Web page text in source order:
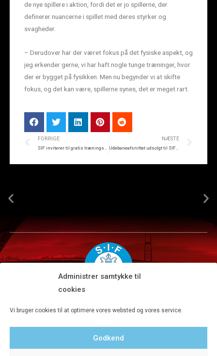
Administrer samtykke til
cookies
Vi bruger cookies til at optimere vores websted og vores service.
Godkend
de nye spillere i aktion, fordi det er jo spillerne, der
definerer nuancerne i spillet med deres styrker og
svagheder.
– Derudover har der været fokus på det fysiske aspekt, og
jeg erkender gerne, vi har haft nogle tunge træninger, hvor
der er bygget på fysikken. Men nu begynder vi at skifte
fokus, og det kan være, spillerne synes, det er meget rart.
FORRIGE NÆSTE
Udebaneafsnittet udsolgt til SIF-Brøndby
Tlf 8680 4477 · Fax 8680 4647 · Kontortid man-fre kl. 9-15